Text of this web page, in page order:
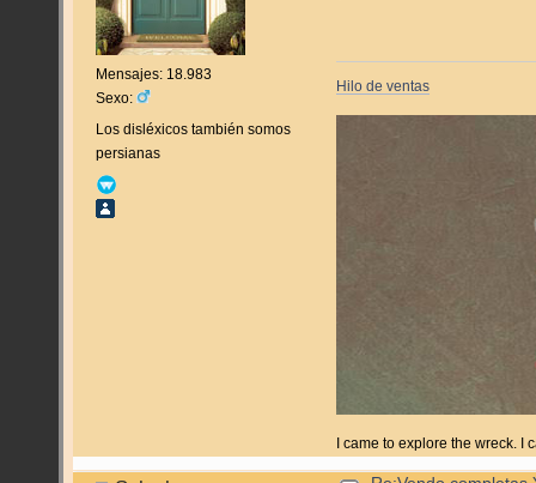
Mensajes: 18.983
Sexo:
Los disléxicos también somos
persianas
Hilo de ventas
I came to explore the wreck. I